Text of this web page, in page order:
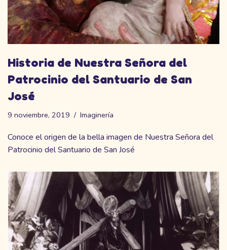
Historia de Nuestra Señora del
Patrocinio del Santuario de San
José
9 noviembre, 2019 Imaginería
Conoce el origen de la bella imagen de Nuestra Señora del
Patrocinio del Santuario de San José